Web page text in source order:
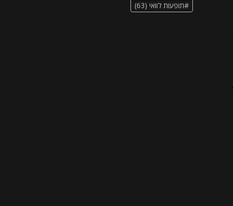
תופעות לוואי (63)